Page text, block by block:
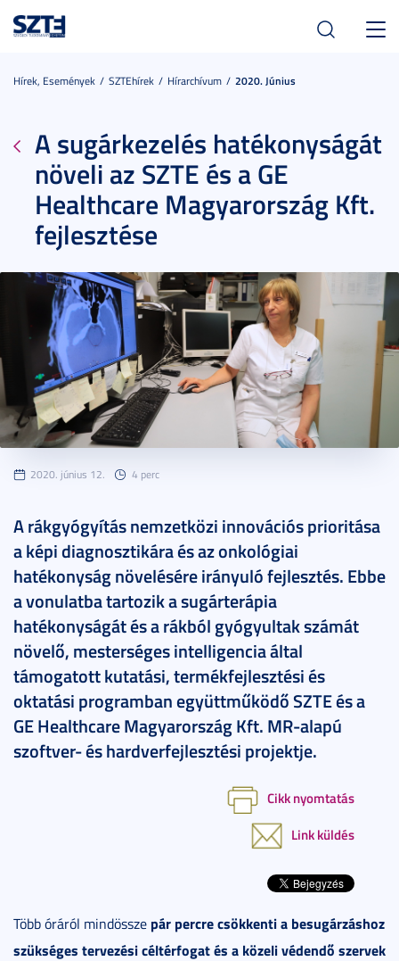
Hírek, Események SZTEhírek Hírarchívum 2020. Június
A sugárkezelés hatékonyságát
növeli az SZTE és a GE
Healthcare Magyarország Kft.
fejlesztése
2020. június 12. 4 perc
A rákgyógyítás nemzetközi innovációs prioritása
a képi diagnosztikára és az onkológiai
hatékonyság növelésére irányuló fejlesztés. Ebbe
a vonulatba tartozik a sugárterápia
hatékonyságát és a rákból gyógyultak számát
növelő, mesterséges intelligencia által
támogatott kutatási, termékfejlesztési és
oktatási programban együttműködő SZTE és a
GE Healthcare Magyarország Kft. MR-alapú
szoftver- és hardverfejlesztési projektje.
Cikk nyomtatás
Link küldés
Több óráról mindössze pár percre csökkenti a besugárzáshoz
szükséges tervezési céltérfogat és a közeli védendő szervek